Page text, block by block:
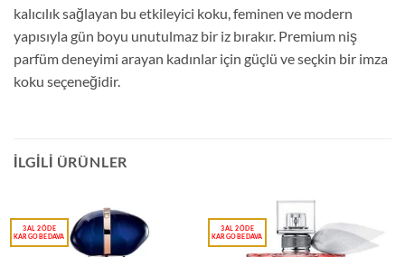
kalıcılık sağlayan bu etkileyici koku, feminen ve modern
yapısıyla gün boyu unutulmaz bir iz bırakır. Premium niş
parfüm deneyimi arayan kadınlar için güçlü ve seçkin bir imza
koku seçeneğidir.
İLGILI ÜRÜNLER